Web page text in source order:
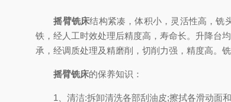
摇臂铣床结构紧凑，体积小，灵活性高，铣
铁，经人工时效处理后精度高，寿命长。升降台
承，经调质处理及精磨削，切削力强，精度高。
摇臂铣床的保养知识：
1、清洁:拆卸清洗各部刮油皮;擦拭各滑动面和